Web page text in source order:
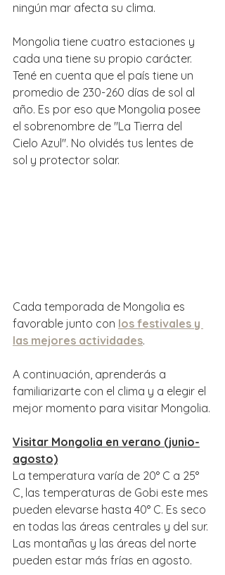
ningún mar afecta su clima.
Mongolia tiene cuatro estaciones y
cada una tiene su propio carácter.
Tené en cuenta que el país tiene un
promedio de 230-260 días de sol al
año. Es por eso que Mongolia posee
el sobrenombre de "La Tierra del
Cielo Azul". No olvidés tus lentes de
sol y protector solar.
Cada temporada de Mongolia es
favorable junto con los festivales y
las mejores actividades.
A continuación, aprenderás a
familiarizarte con el clima y a elegir el
mejor momento para visitar Mongolia.
Visitar Mongolia en verano (junio-
agosto)
La temperatura varía de 20° C a 25°
C, las temperaturas de Gobi este mes
pueden elevarse hasta 40° C. Es seco
en todas las áreas centrales y del sur.
Las montañas y las áreas del norte
pueden estar más frías en agosto.